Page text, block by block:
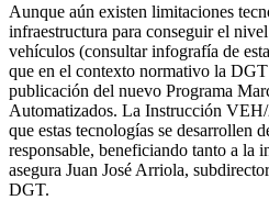
Aunque aún existen limitaciones
infraestructura para conseguir el
vehículos (consultar infografía de
que en el contexto normativo la
publicación del nuevo Programa
Automatizados. La Instrucción
que estas tecnologías se desarrollen
responsable, beneficiando tanto a la
asegura Juan José Arriola,
DGT.